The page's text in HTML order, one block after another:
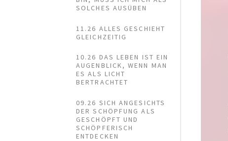
SOLCHES AUSÜBEN
11.26 ALLES GESCHIEHT
GLEICHZEITIG
10.26 DAS LEBEN IST EIN
AUGENBLICK, WENN MAN
ES ALS LICHT
BERTRACHTET
09.26 SICH ANGESICHTS
DER SCHÖPFUNG ALS
GESCHÖPFT UND
SCHÖPFERISCH
ENTDECKEN